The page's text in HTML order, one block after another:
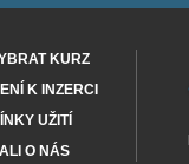
KURZ
K INZERCI
UŽITÍ
O NÁS